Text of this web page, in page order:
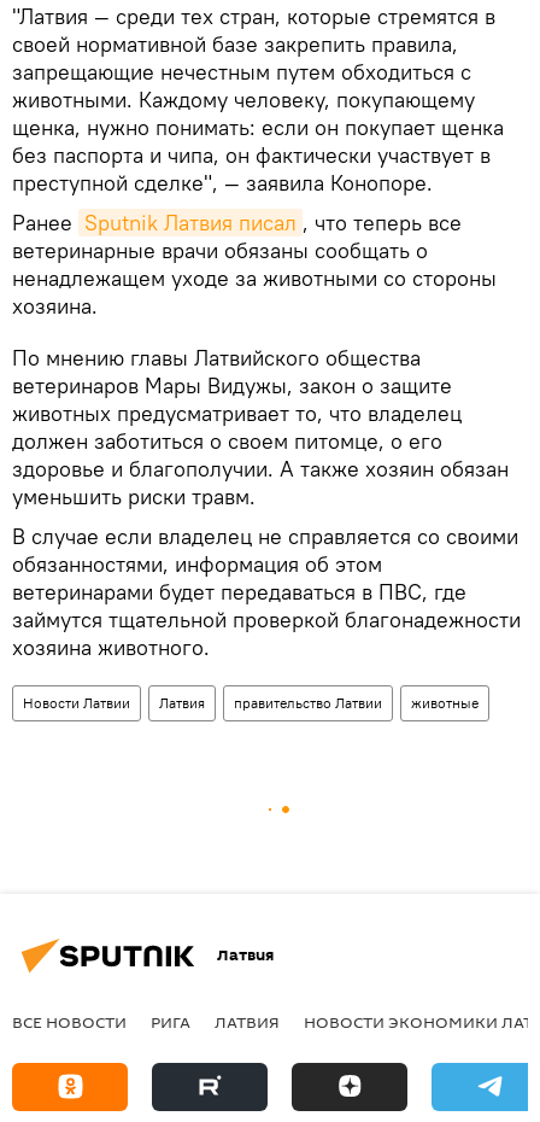
"Латвия — среди тех стран, которые стремятся в
своей нормативной базе закрепить правила,
запрещающие нечестным путем обходиться с
животными. Каждому человеку, покупающему
щенка, нужно понимать: если он покупает щенка
без паспорта и чипа, он фактически участвует в
преступной сделке", — заявила Конопоре.
Ранее Sputnik Латвия писал , что теперь все
ветеринарные врачи обязаны сообщать о
ненадлежащем уходе за животными со стороны
хозяина.
По мнению главы Латвийского общества
ветеринаров Мары Видужы, закон о защите
животных предусматривает то, что владелец
должен заботиться о своем питомце, о его
здоровье и благополучии. А также хозяин обязан
уменьшить риски травм.
В случае если владелец не справляется со своими
обязанностями, информация об этом
ветеринарами будет передаваться в ПВС, где
займутся тщательной проверкой благонадежности
хозяина животного.
Новости Латвии Латвия правительство Латвии животные
Латвия
ВСЕ НОВОСТИ РИГА ЛАТВИЯ НОВОСТИ ЭКОНОМИКИ